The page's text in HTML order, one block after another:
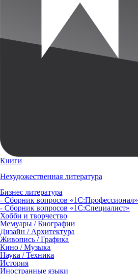
Книги
Нехудожественная литература
Бизнес литература
- Сборник вопросов «1С:Профессионал»
- Сборник вопросов «1С:Специалист»
Хобби и творчество
Мемуары / Биографии
Дизайн / Архитектура
Живопись / Графика
Кино / Музыка
Наука / Техника
История
Иностранные языки